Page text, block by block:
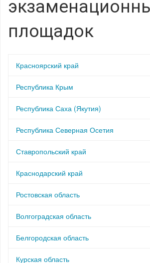
площадок
Красноярский край
Республика Крым
Республика Саха (Якутия)
Республика Северная Осетия
Ставропольский край
Краснодарский край
Ростовская область
Волгоградская область
Белгородская область
Курская область